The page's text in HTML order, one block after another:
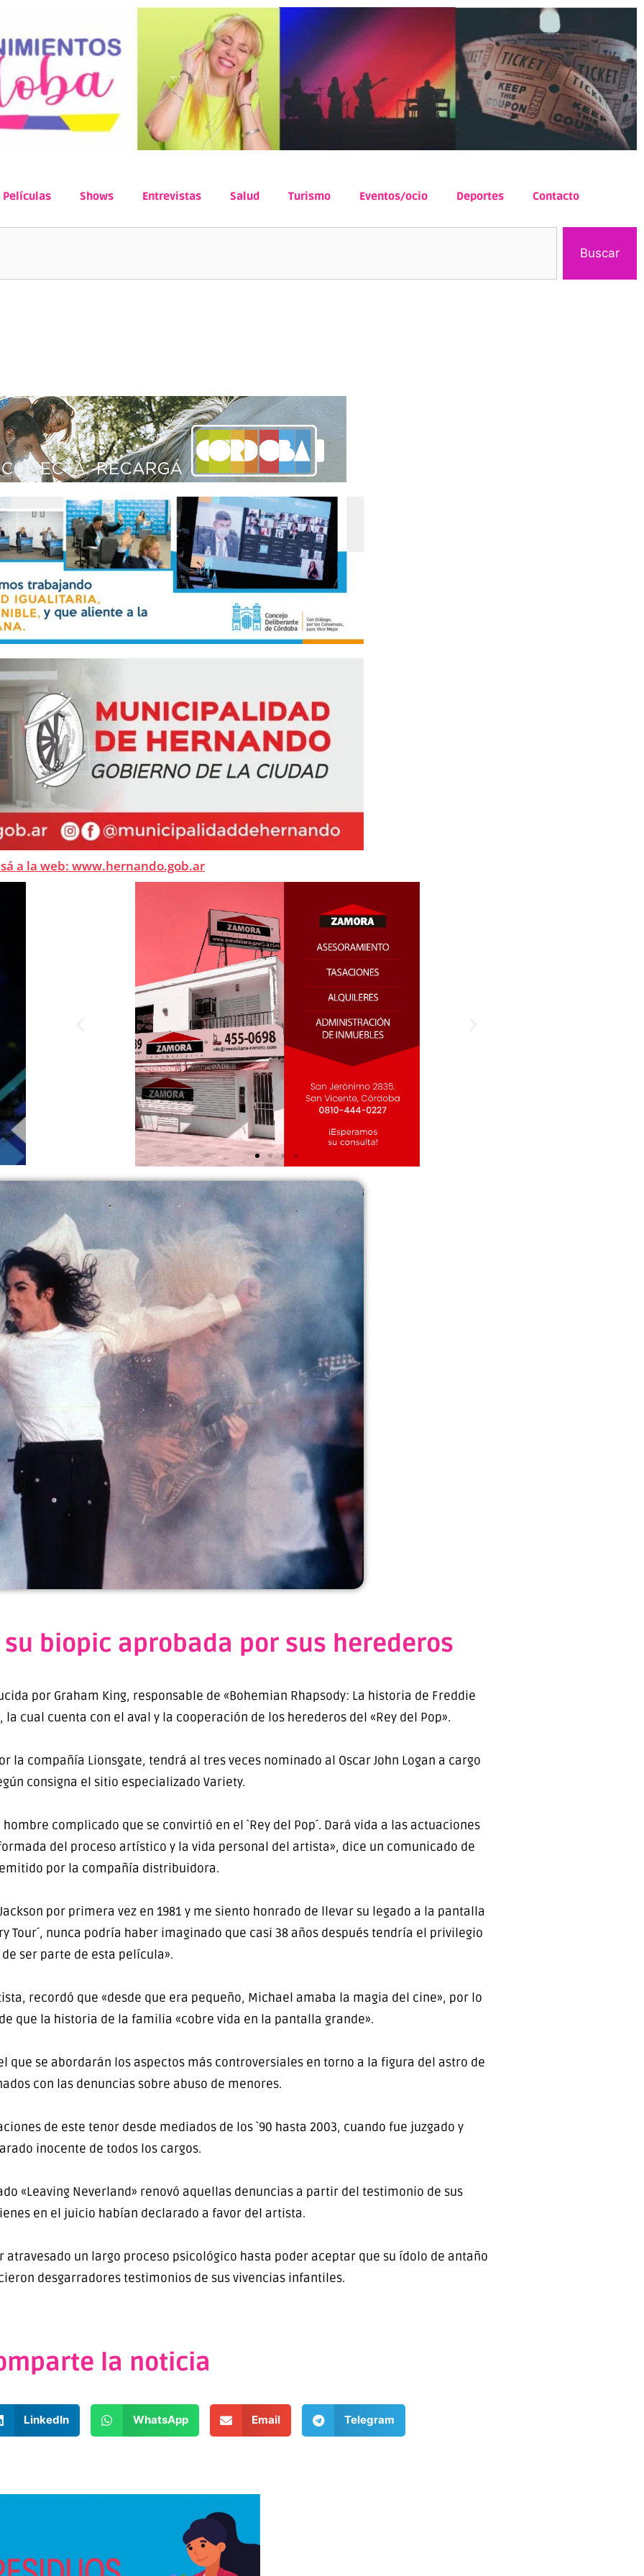
Películas Shows Entrevistas Salud Turismo Eventos/ocio Deportes Contacto
Buscar
a la web: www.hernando.gob.ar
biopic aprobada por sus herederos
por Graham King, responsable de «Bohemian Rhapsody: La historia de Freddie
cual cuenta con el aval y la cooperación de los herederos del «Rey del Pop».
compañía Lionsgate, tendrá al tres veces nominado al Oscar John Logan a cargo
consigna el sitio especializado Variety.
complicado que se convirtió en el `Rey del Pop´. Dará vida a las actuaciones
del proceso artístico y la vida personal del artista», dice un comunicado de
por la compañía distribuidora.
por primera vez en 1981 y me siento honrado de llevar su legado a la pantalla
Tour´, nunca podría haber imaginado que casi 38 años después tendría el privilegio
de ser parte de esta película».
recordó que «desde que era pequeño, Michael amaba la magia del cine», por lo
que la historia de la familia «cobre vida en la pantalla grande».
que se abordarán los aspectos más controversiales en torno a la figura del astro de
con las denuncias sobre abuso de menores.
de este tenor desde mediados de los `90 hasta 2003, cuando fue juzgado y
inocente de todos los cargos.
«Leaving Neverland» renovó aquellas denuncias a partir del testimonio de sus
en el juicio habían declarado a favor del artista.
un largo proceso psicológico hasta poder aceptar que su ídolo de antaño
desgarradores testimonios de sus vivencias infantiles.
la noticia
LinkedIn WhatsApp Email Telegram